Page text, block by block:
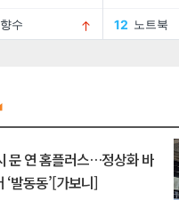
문 연 홈플러스…정상화 바
‘발동동’[가보니]